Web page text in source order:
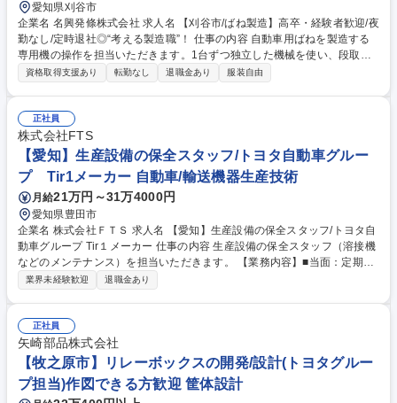
愛知県刈谷市
企業名 名興発條株式会社 求人名 【刈谷市/ばね製造】高卒・経験者歓迎/夜
勤なし/定時退社◎“考える製造職”！ 仕事の内容 自動車用ばねを製造する
専用機の操作を担当いただきます。1台ずつ独立した機械を使い、段取り
や微調整など、自分で考えて進める工程が多く、やりがいがあります。ラ
交換・微調整などもあり、技術力が磨けます ■新製品の工法検討にも挑戦
可能（「どう作るか？」自ら考える工程） ★機械は1台ずつ独立し、流れ
作業ではありません。工夫しながらコツコツ技術を磨きたい方、細かい作
業や図面を見るのが好きな方にぴったり！OJTで6ヶ月～1年しっかり育成
します！ 募集職種 【刈谷市/ばね製造】高卒・経験者歓迎/夜勤なし/定時退
社◎“考える製造職”！
資格取得支援あり 転勤なし 退職金あり 服装自由
正社員
株式会社FTS
【愛知】生産設備の保全スタッフ/トヨタ自動車グルー
プ Tir1メーカー 自動車/輸送機器生産技術
月給21万円～31万4000円
愛知県豊田市
企業名 株式会社ＦＴＳ 求人名 【愛知】生産設備の保全スタッフ/トヨタ自
動車グループ Tir１メーカー 仕事の内容 生産設備の保全スタッフ（溶接機
などのメンテナンス）を担当いただきます。 【業務内容】■当面：定期点
検を中心に設備メンテンナンス業務、突発設備トラブル対応■今後：設備
自動車の国内生産車両のほぼ100%にFTSの燃料系部品が採用されてお
り、業界シェアNo.1を有しています。 募集職種 【愛知】生産設備の保全
スタッフ/トヨタ自動車グループ Tir１メーカー
業界未経験歓迎 退職金あり
正社員
矢崎部品株式会社
【牧之原市】リレーボックスの開発/設計(トヨタグルー
プ担当)作図できる方歓迎 筐体設計